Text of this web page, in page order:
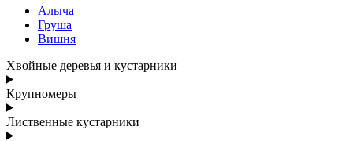
Алыча
Груша
Вишня
Хвойные деревья и кустарники
Крупномеры
Лиственные кустарники